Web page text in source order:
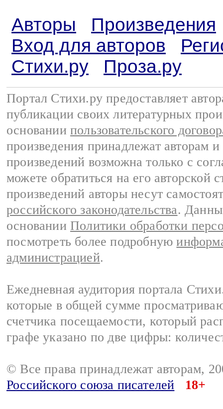
Авторы
Произведения
Вход для авторов
Стихи.ру
Проза.ру
Портал Стихи.ру предоставляет
публикации своих литературных
основании пользовательского
произведения принадлежат авторам
произведений возможна только с
можете обратиться на его авторской
произведений авторы несут
российского законодательства.
основании Политики обработки
посмотреть более подробную
администрацией.
Ежедневная аудитория портала
которые в общей сумме
счетчика посещаемости, который
графе указано по две цифры:
© Все права принадлежат авторам,
Российского союза писателей
18+